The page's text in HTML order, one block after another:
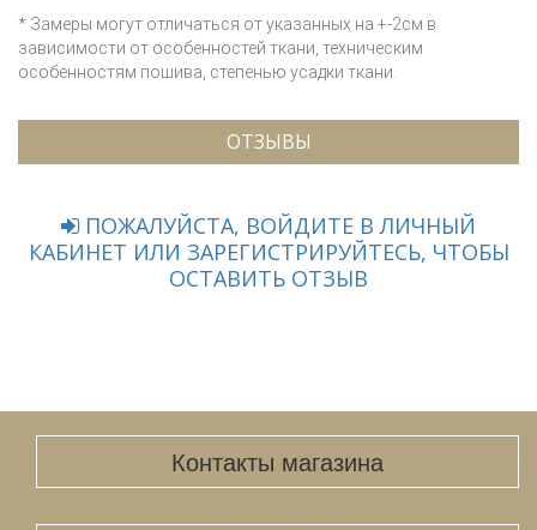
* Замеры могут отличаться от указанных на +-2см в
зависимости от особенностей ткани, техническим
особенностям пошива, степенью усадки ткани.
ОТЗЫВЫ
ПОЖАЛУЙСТА, ВОЙДИТЕ В ЛИЧНЫЙ
КАБИНЕТ ИЛИ ЗАРЕГИСТРИРУЙТЕСЬ, ЧТОБЫ
ОСТАВИТЬ ОТЗЫВ
Контакты магазина